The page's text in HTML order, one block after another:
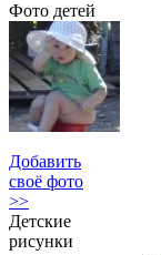
Фото детей
Добавить
своё фото
>>
Детские
рисунки